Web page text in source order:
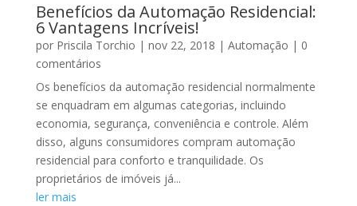
Benefícios da Automação Residencial:
6 Vantagens Incríveis!
por Priscila Torchio | nov 22, 2018 | Automação | 0
comentários
Os benefícios da automação residencial normalmente
se enquadram em algumas categorias, incluindo
economia, segurança, conveniência e controle. Além
disso, alguns consumidores compram automação
residencial para conforto e tranquilidade. Os
proprietários de imóveis já...
ler mais